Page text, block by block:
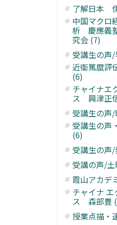
了解日本
中国マクロ
析 慶應義
究会 (7)
受講生の声
近衞篤麿
(6)
チャイナエ
ス 興津正
受講生の声
受講生の声
(6)
受講生の声
受講の声/
霞山アカデ
チャイナ エ
ス 森部豊
授業点描・